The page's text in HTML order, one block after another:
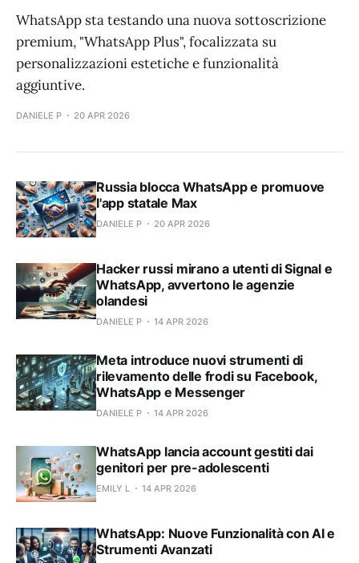
WhatsApp sta testando una nuova sottoscrizione
premium, "WhatsApp Plus", focalizzata su
personalizzazioni estetiche e funzionalità
aggiuntive.
DANIELE P 20 APR 2026
Russia blocca WhatsApp e promuove
l'app statale Max
DANIELE P 20 APR 2026
Hacker russi mirano a utenti di Signal e
WhatsApp, avvertono le agenzie
olandesi
DANIELE P 14 APR 2026
Meta introduce nuovi strumenti di
rilevamento delle frodi su Facebook,
WhatsApp e Messenger
DANIELE P 14 APR 2026
WhatsApp lancia account gestiti dai
genitori per pre-adolescenti
EMILY L 14 APR 2026
WhatsApp: Nuove Funzionalità con AI e
Strumenti Avanzati